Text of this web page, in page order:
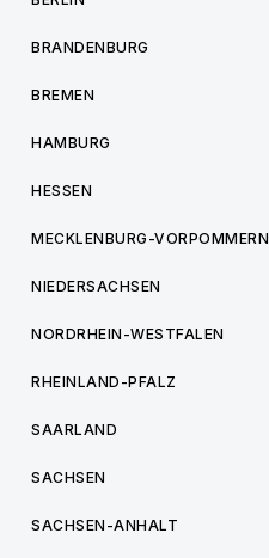
BRANDENBURG
BREMEN
HAMBURG
HESSEN
MECKLENBURG-VORPOMMERN
NIEDERSACHSEN
NORDRHEIN-WESTFALEN
RHEINLAND-PFALZ
SAARLAND
SACHSEN
SACHSEN-ANHALT